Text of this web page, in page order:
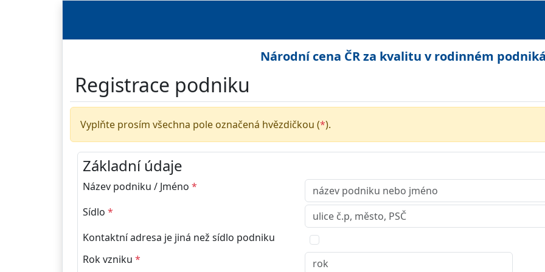
Národní cena ČR za kvalitu v rodinném
Registrace podniku
Vyplňte prosím všechna pole označená hvězdičkou (*).
Základní údaje
Název podniku / Jméno *
Sídlo *
Kontaktní adresa je jiná než sídlo podniku
Rok vzniku *